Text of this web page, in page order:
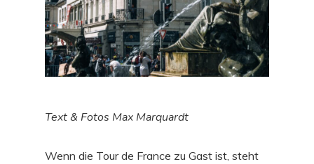
Text & Fotos Max Marquardt
Wenn die Tour de France zu Gast ist, steht